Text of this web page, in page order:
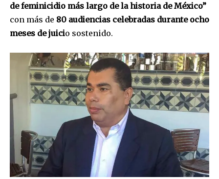
de feminicidio más largo de la historia de México”
con más de 80 audiencias celebradas durante ocho
meses de juicio sostenido.